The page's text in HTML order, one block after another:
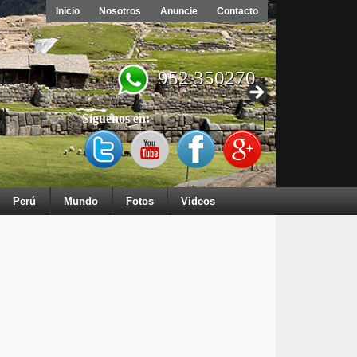
Inicio Nosotros Anuncie Contacto
952 350270
Síguenos en:
Perú Mundo Fotos Videos